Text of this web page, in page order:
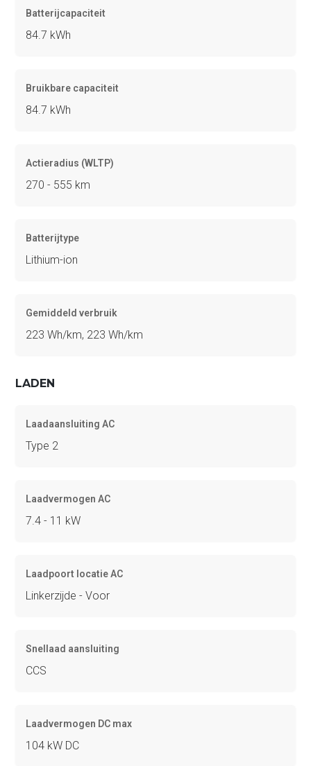
Batterijcapaciteit
84.7 kWh
Bruikbare capaciteit
84.7 kWh
Actieradius (WLTP)
270 - 555 km
Batterijtype
Lithium-ion
Gemiddeld verbruik
223 Wh/km, 223 Wh/km
LADEN
Laadaansluiting AC
Type 2
Laadvermogen AC
7.4 - 11 kW
Laadpoort locatie AC
Linkerzijde - Voor
Snellaad aansluiting
CCS
Laadvermogen DC max
104 kW DC